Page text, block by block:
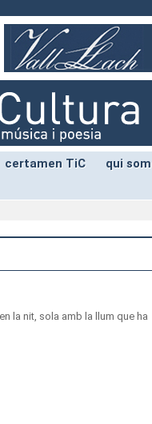
certamen TiC qui som
la nit, sola amb la llum que ha